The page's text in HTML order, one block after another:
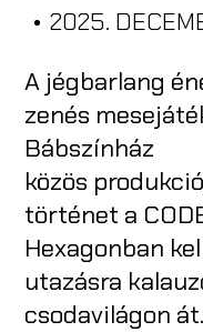
EN
• 2025.
A jégbarlang
zenés
Bábszínház
közös
történet a
Hexagonban
utazásra
csodavilágon át.